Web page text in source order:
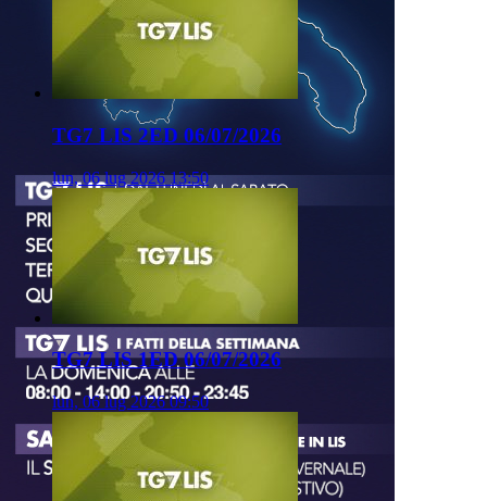
TG7 LIS 2ED 06/07/2026
lun, 06 lug 2026 13:50
TG7 LIS 1ED 06/07/2026
lun, 06 lug 2026 09:50